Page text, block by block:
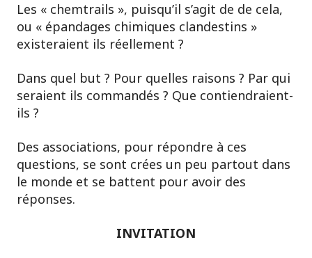
Les « chemtrails », puisqu’il s’agit de de cela,
ou « épandages chimiques clandestins »
existeraient ils réellement ?
Dans quel but ? Pour quelles raisons ? Par qui
seraient ils commandés ? Que contiendraient-
ils ?
Des associations, pour répondre à ces
questions, se sont crées un peu partout dans
le monde et se battent pour avoir des
réponses.
INVITATION